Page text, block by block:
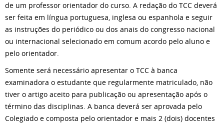
de um professor orientador do curso. A redação do TCC deverá
ser feita em língua portuguesa, inglesa ou espanhola e seguir
as instruções do periódico ou dos anais do congresso nacional
ou internacional selecionado em comum acordo pelo aluno e
pelo orientador.
Somente será necessário apresentar o TCC à banca
examinadora o estudante que regularmente matriculado, não
tiver o artigo aceito para publicação ou apresentação após o
término das disciplinas. A banca deverá ser aprovada pelo
Colegiado e composta pelo orientador e mais 2 (dois) docentes